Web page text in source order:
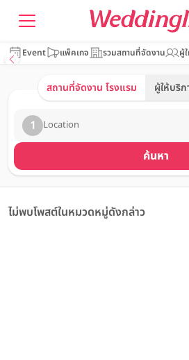
Event แพ็คเกจ รวมสถานที่จัดงาน ผู้
สถานที่จัดงาน โรงแรม ผู้ให้บริก
1 Location
ค้นหา
ไม่พบโพสต์ในหมวดหมู่ดังกล่าว